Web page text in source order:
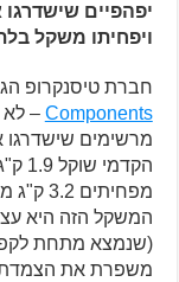
ויפחיתו משקל
חברת טיסנקרופ
Components – לא
מרשימים שישדרגו
המשקל הזה היא
(שנמצא מתחת
משפרת את הצמדת